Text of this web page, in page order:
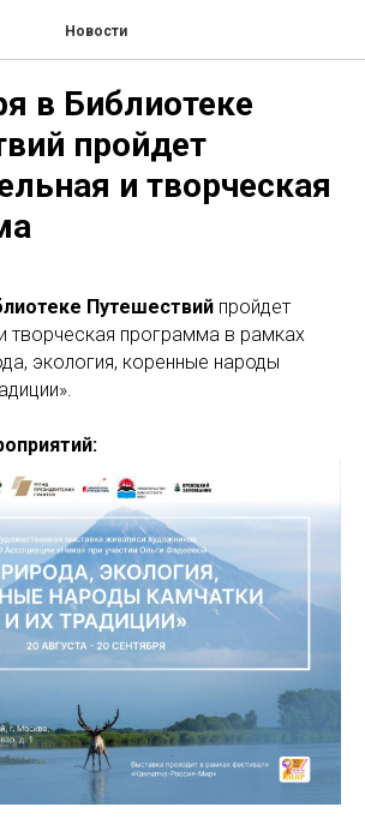
Новости
в Библиотеке
пройдет
и творческая
Путешествий пройдет
творческая программа в рамках
экология, коренные народы